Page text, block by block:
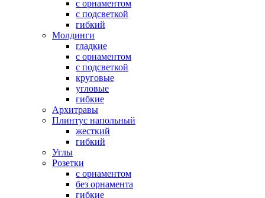
с орнаментом
с подсветкой
гибкий
Молдинги
гладкие
с орнаментом
с подсветкой
круговые
угловые
гибкие
Архитравы
Плинтус напольный
жесткий
гибкий
Углы
Розетки
с орнаментом
без орнамента
гибкие